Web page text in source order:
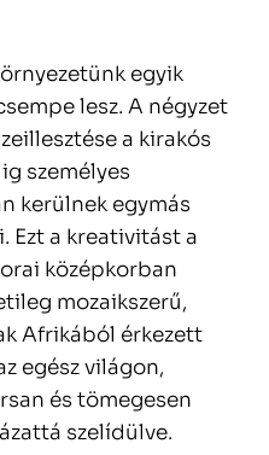
egyik
lesz. A négyzet
a kirakós
személyes
kerülnek egymás
Ezt a kreativitást a
középkorban
mozaikszerű,
Afrikából érkezett
egész világon,
és tömegesen
szelídülve.